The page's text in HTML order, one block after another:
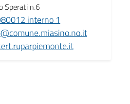
Sperati n.6
interno 1